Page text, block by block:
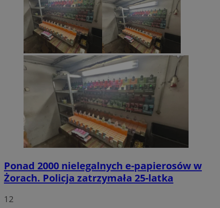
Ponad 2000 nielegalnych e-papierosów w
Żorach. Policja zatrzymała 25-latka
12